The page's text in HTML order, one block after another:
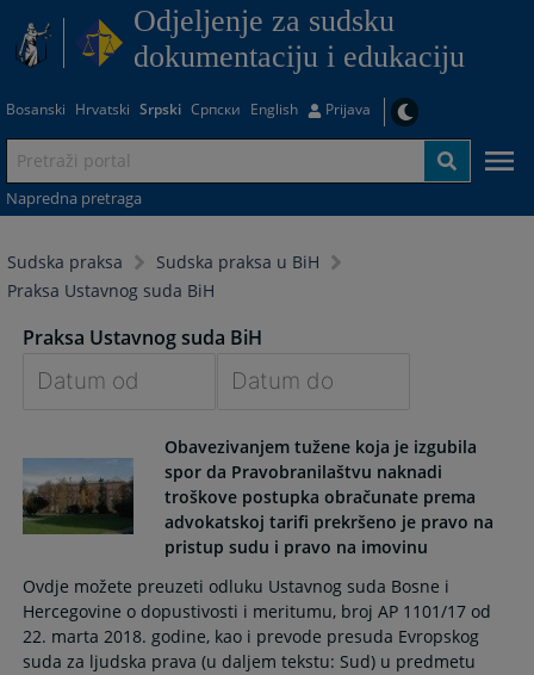
Odjeljenje za sudsku
dokumentaciju i edukaciju
Bosanski Hrvatski Srpski Српски English Prijava
Napredna pretraga
Sudska praksa
Sudska praksa u BiH
Praksa Ustavnog suda BiH
Praksa Ustavnog suda BiH
to
interact
with
calendar
and
select
a
forward
to
interact
with
the
calendar
and
select
a
Obavezivanjem tužene koja je izgubila
spor da Pravobranilaštvu naknadi
troškove postupka obračunate prema
advokatskoj tarifi prekršeno je pravo na
pristup sudu i pravo na imovinu
Ovdje možete preuzeti odluku Ustavnog suda Bosne i
Hercegovine o dopustivosti i meritumu, broj AP 1101/17 od
22. marta 2018. godine, kao i prevode presuda Evropskog
suda za ljudska prava (u daljem tekstu: Sud) u predmetu